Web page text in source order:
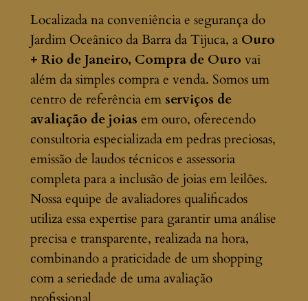
Localizada na conveniência e segurança do
Jardim Oceânico da Barra da Tijuca, a Ouro
+ Rio de Janeiro, Compra de Ouro vai
além da simples compra e venda. Somos um
centro de referência em serviços de
avaliação de joias em ouro, oferecendo
consultoria especializada em pedras preciosas,
emissão de laudos técnicos e assessoria
completa para a inclusão de joias em leilões.
Nossa equipe de avaliadores qualificados
utiliza essa expertise para garantir uma análise
precisa e transparente, realizada na hora,
combinando a praticidade de um shopping
com a seriedade de uma avaliação